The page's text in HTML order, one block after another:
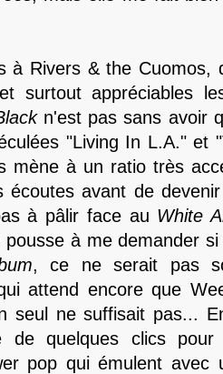
à Rivers & the
surtout appréciables
n'est pas sans avoir
"Living In L.A." et
mène à un ratio très
écoutes avant de
à pâlir face au White
pousse à me demander
, ce ne serait pas
attend encore que
seul ne suffisait pas...
de quelques clics
pop qui émulent